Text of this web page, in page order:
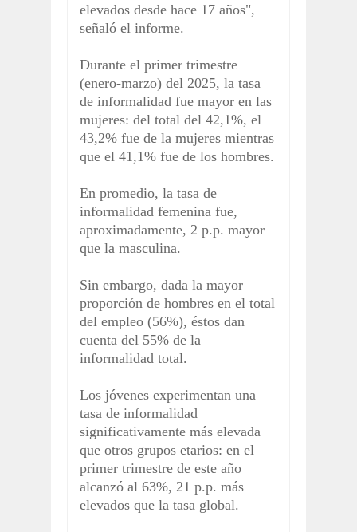
elevados desde hace 17 años",
señaló el informe.
Durante el primer trimestre
(enero-marzo) del 2025, la tasa
de informalidad fue mayor en las
mujeres: del total del 42,1%, el
43,2% fue de la mujeres mientras
que el 41,1% fue de los hombres.
En promedio, la tasa de
informalidad femenina fue,
aproximadamente, 2 p.p. mayor
que la masculina.
Sin embargo, dada la mayor
proporción de hombres en el total
del empleo (56%), éstos dan
cuenta del 55% de la
informalidad total.
Los jóvenes experimentan una
tasa de informalidad
significativamente más elevada
que otros grupos etarios: en el
primer trimestre de este año
alcanzó al 63%, 21 p.p. más
elevados que la tasa global.